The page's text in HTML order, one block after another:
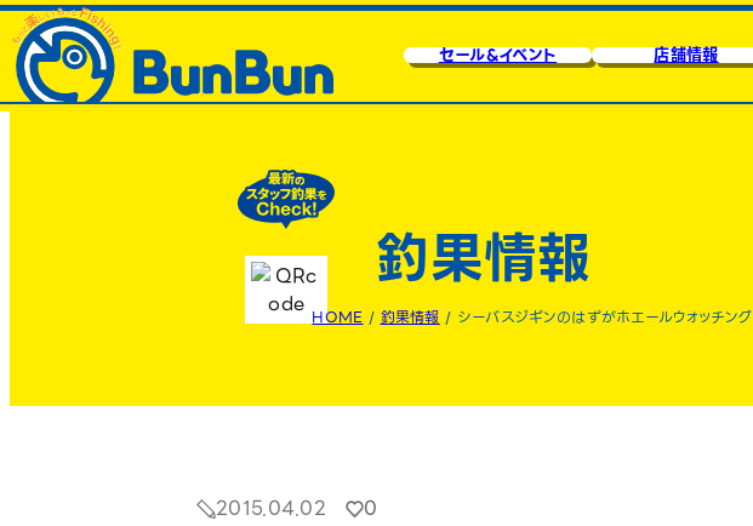
セール&イベント 店舗情報
釣果情報
HOME / 釣果情報 / シーバスジギンのはずがホエールウォッチング
2015.04.02 0